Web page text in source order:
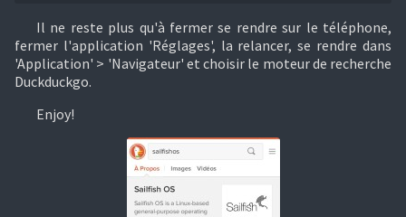
Il ne reste plus qu'à fermer se rendre sur le téléphone,
fermer l'application 'Réglages', la relancer, se rendre dans
'Application' > 'Navigateur' et choisir le moteur de recherche
Duckduckgo.
Enjoy!